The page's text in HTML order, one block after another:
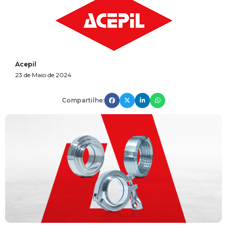
Acepil
23 de Maio de 2024
Compartilhe: